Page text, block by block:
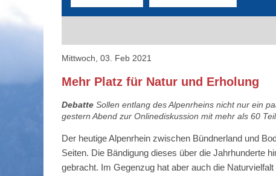
Mittwoch, 03. Feb 2021
Mehr Platz für Natur und Erholung
Debatte Sollen entlang des Alpenrheins nicht nur ein
gestern Abend zur Onlinediskussion mit mehr als 60
Der heutige Alpenrhein zwischen Bündnerland und
Seiten. Die Bändigung dieses über die Jahrhunderte
gebracht. Im Gegenzug hat aber auch die